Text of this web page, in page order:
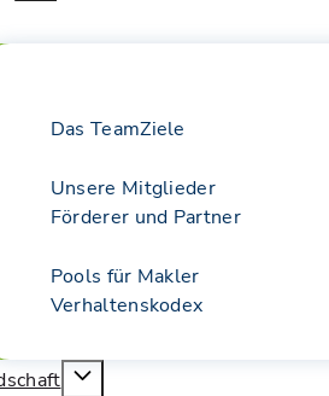
Das TeamZiele
Unsere Mitglieder
Förderer und Partner
Pools für Makler
Verhaltenskodex